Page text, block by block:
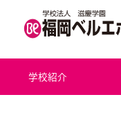
学校紹介